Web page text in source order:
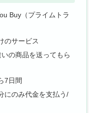
Buy（プライムトラ
のサービス
の商品を送ってもら
7日間
にのみ代金を支払う/